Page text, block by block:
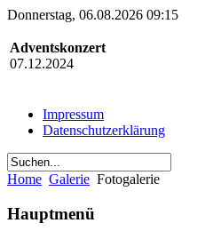
Donnerstag, 06.08.2026 09:15
Adventskonzert
07.12.2024
Impressum
Datenschutzerklärung
Home Galerie Fotogalerie
Hauptmenü